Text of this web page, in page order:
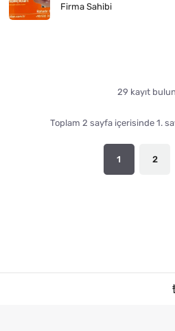
Firma Sahibi
29 kayıt
Toplam 2 sayfa içerisinde 1.
1 2